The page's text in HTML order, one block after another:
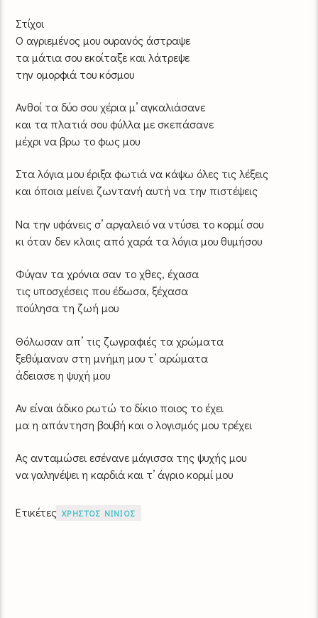
Στίχοι
Ο αγριεμένος μου ουρανός άστραψε
τα μάτια σου εκοίταξε και λάτρεψε
την ομορφιά του κόσμου
Ανθοί τα δύο σου χέρια μ’ αγκαλιάσανε
και τα πλατιά σου φύλλα με σκεπάσανε
μέχρι να βρω το φως μου
Στα λόγια μου έριξα φωτιά να κάψω όλες τις λέξεις
και όποια μείνει ζωντανή αυτή να την πιστέψεις
Να την υφάνεις σ’ αργαλειό να ντύσει το κορμί σου
κι όταν δεν κλαις από χαρά τα λόγια μου θυμήσου
Φύγαν τα χρόνια σαν το χθες, έχασα
τις υποσχέσεις που έδωσα, ξέχασα
πούλησα τη ζωή μου
Θόλωσαν απ’ τις ζωγραφιές τα χρώματα
ξεθύμαναν στη μνήμη μου τ’ αρώματα
άδειασε η ψυχή μου
Αν είναι άδικο ρωτώ το δίκιο ποιος το έχει
μα η απάντηση βουβή και ο λογισμός μου τρέχει
Ας ανταμώσει εσένανε μάγισσα της ψυχής μου
να γαληνέψει η καρδιά και τ’ άγριο κορμί μου
Ετικέτες ΧΡΗΣΤΟΣ ΝΙΝΙΟΣ